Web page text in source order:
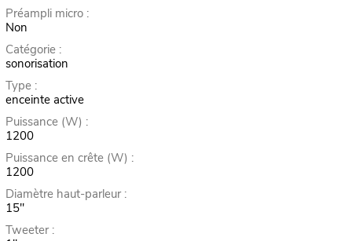
Préampli micro :
Non
Catégorie :
sonorisation
Type :
enceinte active
Puissance (W) :
1200
Puissance en crête (W) :
1200
Diamètre haut-parleur :
15"
Tweeter :